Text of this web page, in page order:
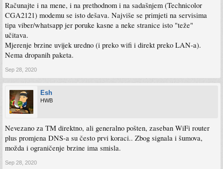
Računajte i na mene, i na prethodnom i na sadašnjem (Technicolor
CGA2121) modemu se isto dešava. Najviše se primjeti na servisima
tipa viber/whatsapp jer poruke kasne a neke stranice isto "teže"
učitava.
Mjerenje brzine uvijek uredno (i preko wifi i direkt preko LAN-a).
Nema dropanih paketa.
Sep 28, 2020
Esh
HWB
Nevezano za TM direktno, ali generalno pošten, zaseban WiFi router
plus promjena DNS-a su često prvi koraci.. Zbog signala i šumova,
možda i ograničenje brzine ima smisla.
Sep 28, 2020